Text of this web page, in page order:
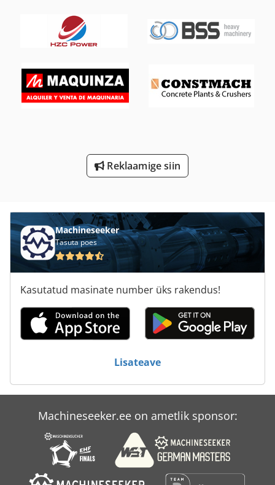
Multi Funktsiooni Ekskavaator
Pöörleva Die Lõikur
Rataslaadur Koos Ekskavaator
Tank Lõhkamine
Reklaamige siin
Machineseeker
Tasuta poes
Kasutatud masinate number üks rakendus!
Lisateave
Machineseeker.ee on ametlik sponsor: